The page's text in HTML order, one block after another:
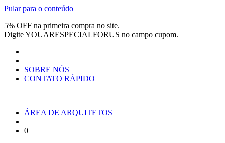
Pular para o conteúdo
5% OFF na primeira compra no site.
DigiteYOUARESPECIALFORUS no campo cupom.
SOBRE NÓS
CONTATO RÁPIDO
ÁREA DE ARQUITETOS
0